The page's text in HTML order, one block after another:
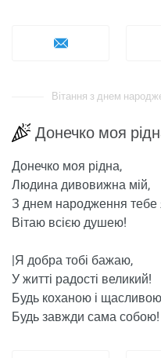
Вітання з днем
Донечко моя
Донечко моя рідна,
Людина дивовижна мій,
З днем ​​народження тебе
Вітаю всією душею!
|Я добра тобі бажаю,
У житті радості великий!
Будь коханою і
Будь завжди сама собою!